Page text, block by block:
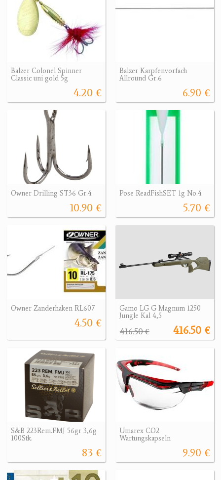
Balzer Colonel Spinner
Classic uni gold 5g
4.20 €
Balzer Karpfenvorfach
Allround Gr.6
6.90 €
Owner Drilling ST36 Gr.4
10.90 €
Pose ReadFishSET 1g No.4
5.70 €
Owner Zanderhaken RL607
4.50 €
Gamo LG G Magnum 1250
Jungle Kal 4,5
416.50 €
416.50 €
S&B 223Rem.FMJ 56gr 3,6g
100Stk.
83 €
Umarex CO2
Wartungskapseln
9.90 €